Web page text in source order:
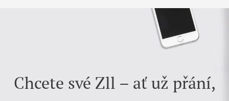
Chcete své Zll – ať už přání,